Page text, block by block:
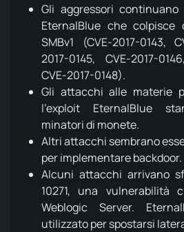
Gli aggressori
EternalBlue che colpisce
SMBv1 (CVE-2017-0143,
2017-0145, CVE-2017-
CVE-2017-0148).
Gli attacchi alle materie
l'exploit EternalBlue
minatori di monete.
Altri attacchi sembrano
per implementare backdoor.
Alcuni attacchi arrivano
10271, una vulnerabilità
Weblogic Server.
utilizzato per spostarsi